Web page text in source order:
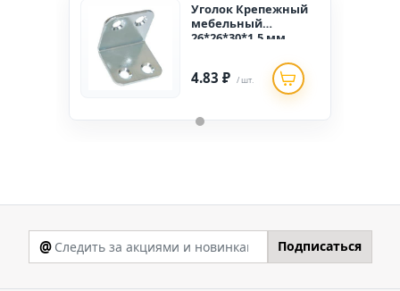
Уголок Крепежный
мебельный
26*26*30*1,5 мм
4.83 ₽ / шт.
@ Подписаться